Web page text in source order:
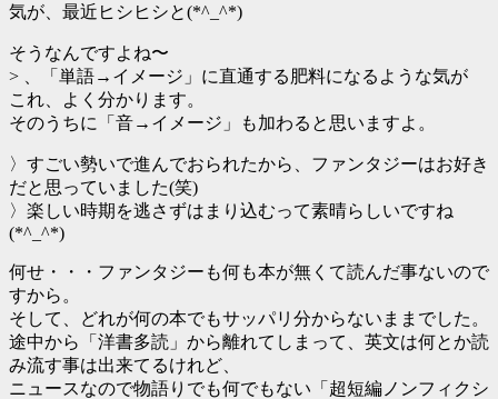
気が、最近ヒシヒシと(*^_^*)
そうなんですよね〜
> 、「単語→イメージ」に直通する肥料になるような気が
これ、よく分かります。
そのうちに「音→イメージ」も加わると思いますよ。
〉すごい勢いで進んでおられたから、ファンタジーはお好き
だと思っていました(笑)
〉楽しい時期を逃さずはまり込むって素晴らしいですね
(*^_^*)
何せ・・・ファンタジーも何も本が無くて読んだ事ないので
すから。
そして、どれが何の本でもサッパリ分からないままでした。
途中から「洋書多読」から離れてしまって、英文は何とか読
み流す事は出来てるけれど、
ニュースなので物語りでも何でもない「超短編ノンフィクシ